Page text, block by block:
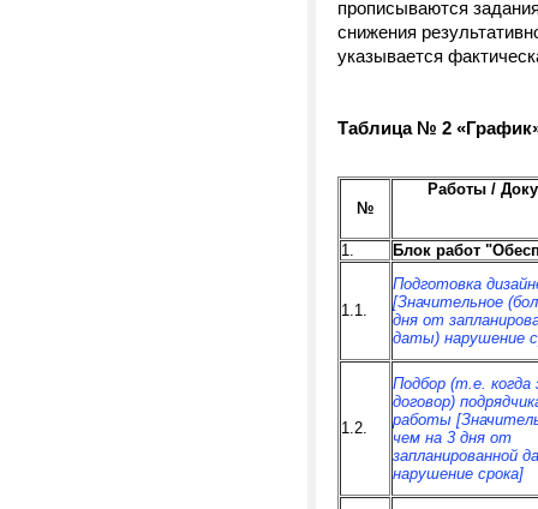
прописываются
снижения
указывается
Таблица № 2
№
Работы /
1. Блок работ
1.1.
Подготовка
[Значительное
дня от
даты) нарушение
1.2.
Подбор (т.е. когда
договор)
работы
чем на 3 дня от
запланированной
нарушение срока]